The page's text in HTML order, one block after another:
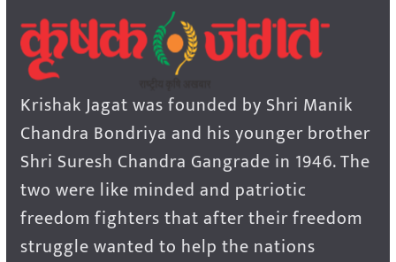
Krishak Jagat was founded by Shri Manik
Chandra Bondriya and his younger brother
Shri Suresh Chandra Gangrade in 1946. The
two were like minded and patriotic
freedom fighters that after their freedom
struggle wanted to help the nations